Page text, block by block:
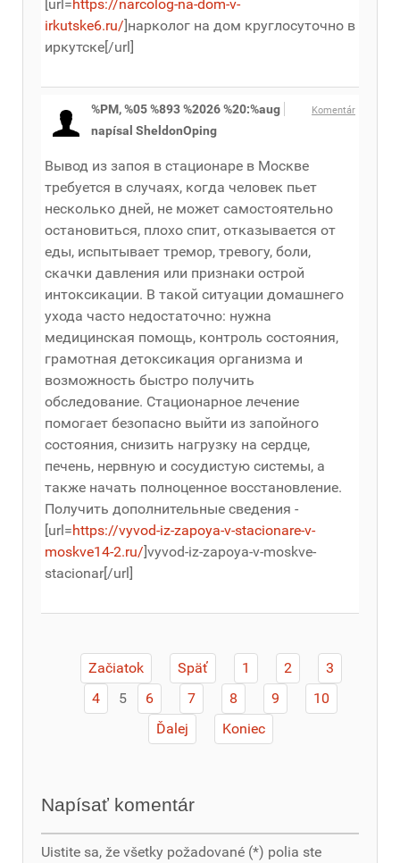
[url=https://narcolog-na-dom-v-
irkutske6.ru/]нарколог на дом круглосуточно в
иркутске[/url]
Komentár
%PM, %05 %893 %2026 %20:%aug
napísal SheldonOping
Вывод из запоя в стационаре в Москве
требуется в случаях, когда человек пьет
несколько дней, не может самостоятельно
остановиться, плохо спит, отказывается от
еды, испытывает тремор, тревогу, боли,
скачки давления или признаки острой
интоксикации. В такой ситуации домашнего
ухода часто недостаточно: нужна
медицинская помощь, контроль состояния,
грамотная детоксикация организма и
возможность быстро получить
обследование. Стационарное лечение
помогает безопасно выйти из запойного
состояния, снизить нагрузку на сердце,
печень, нервную и сосудистую системы, а
также начать полноценное восстановление.
Получить дополнительные сведения -
[url=https://vyvod-iz-zapoya-v-stacionare-v-
moskve14-2.ru/]vyvod-iz-zapoya-v-moskve-
stacionar[/url]
Začiatok Späť 1 2
3
4
5 6 7 8 9
10
Ďalej
Koniec
Napísať komentár
Uistite sa, že všetky požadované (*) polia ste